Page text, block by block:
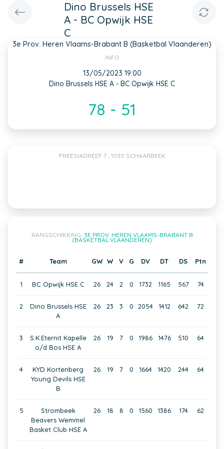
Dino Brussels HSE
A - BC Opwijk HSE
C
3e Prov. Heren Vlaams-Brabant B (Basketbal Vlaanderen)
INFO
13/05/2023 19:00
Dino Brussels HSE A - BC Opwijk HSE C
78 - 51
FREESIADREEF 7 , 1030 SCHAARBEEK
RANGSCHIKKING: 3E PROV. HEREN VLAAMS-BRABANT B
(BASKETBAL VLAANDEREN)
# Team GW W V G DV DT DS Ptn
1 BC Opwijk HSE C 26 24 2 0 1732 1165 567 74
2
Dino Brussels HSE
A
26 23 3 0 2054 1412 642 72
3
S.K.Eternit Kapelle
o/d Bos HSE A
26 19 7 0 1986 1476 510 64
4
KYD Kortenberg
Young Devils HSE
B
26 19 7 0 1664 1420 244 64
5
Strombeek
Beavers Wemmel
Basket Club HSE A
26 18 8 0 1560 1386 174 62